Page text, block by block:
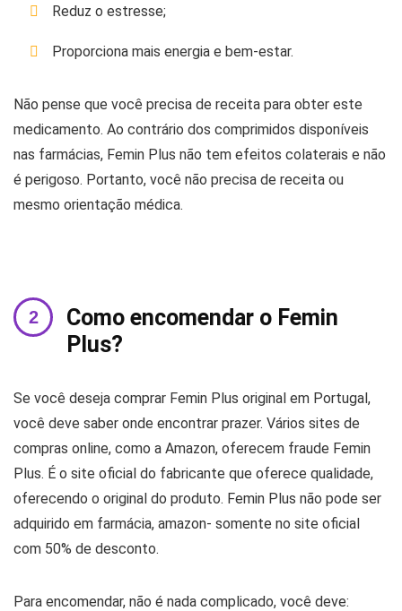
Reduz o estresse;
Proporciona mais energia e bem-estar.
Não pense que você precisa de receita para obter este
medicamento. Ao contrário dos comprimidos disponíveis
nas farmácias, Femin Plus não tem efeitos colaterais e não
é perigoso. Portanto, você não precisa de receita ou
mesmo orientação médica.
Como encomendar o Femin
Plus?
Se você deseja comprar Femin Plus original em Portugal,
você deve saber onde encontrar prazer. Vários sites de
compras online, como a Amazon, oferecem fraude Femin
Plus. É o site oficial do fabricante que oferece qualidade,
oferecendo o original do produto. Femin Plus não pode ser
adquirido em farmácia, amazon- somente no site oficial
com 50% de desconto.
Para encomendar, não é nada complicado, você deve: